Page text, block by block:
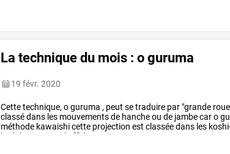
La technique du mois : o guruma
19 févr. 2020
Cettetechnique,oguruma , peut setraduire par "grande
classédans les mouvementsde hancheou de jambecaro
méthode kawaishicette projection est classéedans les
kodokan
la ffjda,